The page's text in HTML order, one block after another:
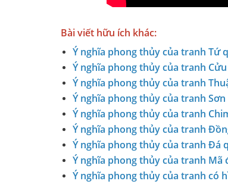
Bài viết hữu ích khác:
Ý nghĩa phong thủy của tranh Tứ
Ý nghĩa phong thủy của tranh
Ý nghĩa phong thủy của tranh
Ý nghĩa phong thủy của tranh
Ý nghĩa phong thủy của tranh
Ý nghĩa phong thủy của tranh
Ý nghĩa phong thủy của tranh Đá
Ý nghĩa phong thủy của tranh Mã
Ý nghĩa phong thủy của tranh có